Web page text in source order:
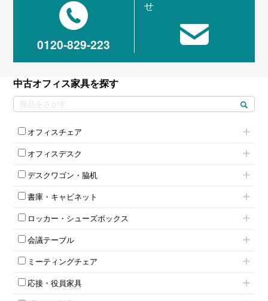
0120-829-223
せ
中古オフィス家具を探す
オフィスチェア
肘付きチェア
肘無しチェア
役員チェア
オフィスチェアその他
オフィスデスク
片袖机
フリーアドレスデスク（ベンチデスク）
昇降デスク
両袖机
デスクワゴン・脇机
インワゴン2段
インワゴン3段
脇机
書庫・キャビネット
ハイキャビネット
ローキャビネット
両開きキャビネット
上下連結キャビネット
軽量ラック（スチールラック）
ロッカー・シューズボックス
1人用ロッカー
2人用ロッカー
3人用ロッカー
5人用ロッカー
会議テーブル
ミーティングテーブル
スタッキングテーブル
ネスティングテーブル
ミーティングチェア
キャスター付きミーティングチェア
スタッキングミーティングチェア
応接・役員家具